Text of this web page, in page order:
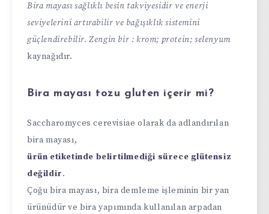
Bira mayası sağlıklı besin takviyesidir ve enerji
seviyelerini artırabilir ve bağışıklık sistemini
güçlendirebilir. Zengin bir : krom; protein; selenyum
kaynağıdır.
Bira mayası tozu gluten içerir mi?
Saccharomyces cerevisiae olarak da adlandırılan
bira mayası,
ürün etiketinde belirtilmediği sürece glütensiz
değildir.
Çoğu bira mayası, bira demleme işleminin bir yan
ürünüdür ve bira yapımında kullanılan arpadan